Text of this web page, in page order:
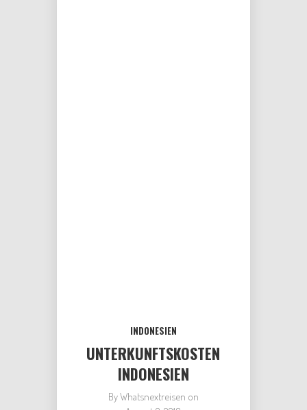
INDONESIEN
UNTERKUNFTSKOSTEN
INDONESIEN
ByWhatsnextreisen on